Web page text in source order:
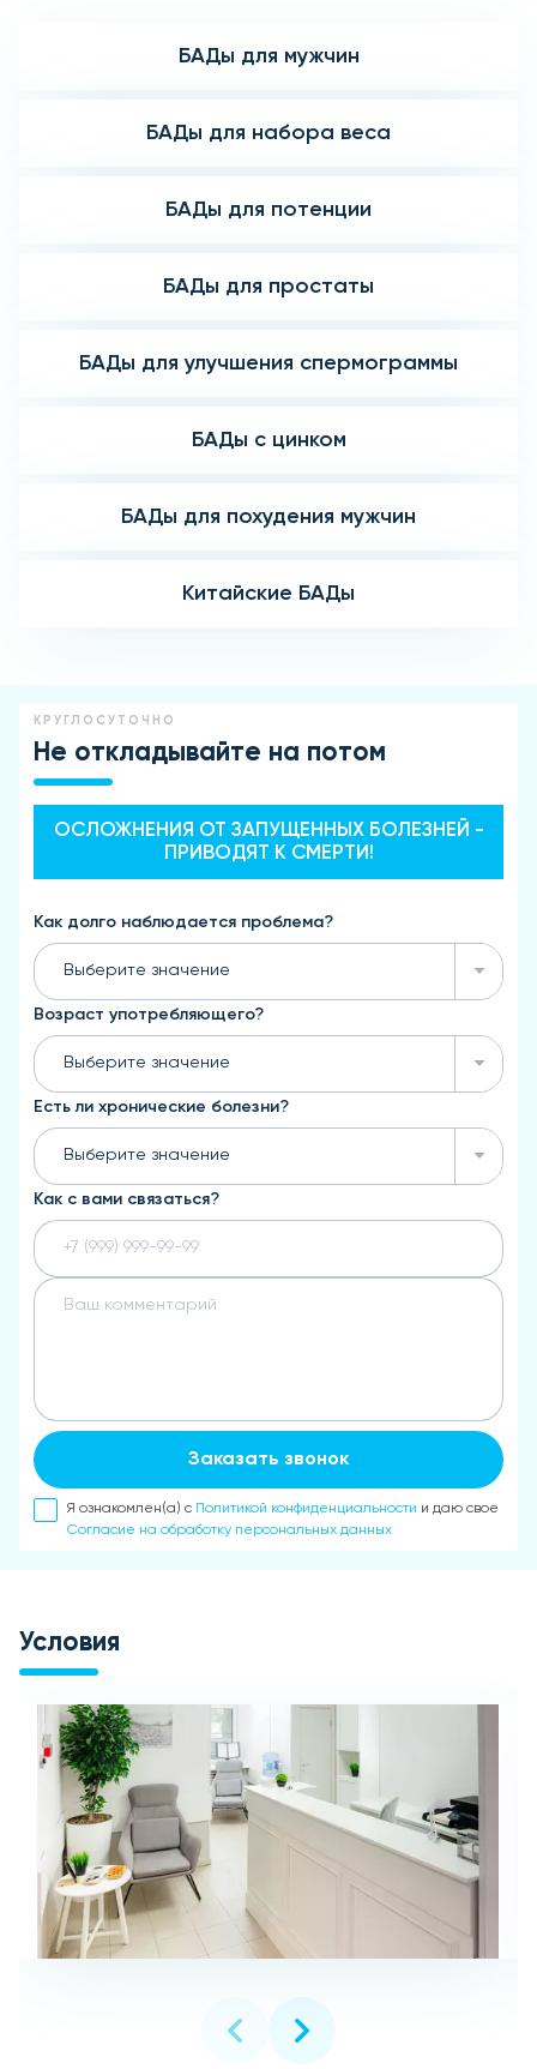
БАДы для мужчин
БАДы для набора веса
БАДы для потенции
БАДы для простаты
БАДы для улучшения спермограммы
БАДы с цинком
БАДы для похудения мужчин
Китайские БАДы
КРУГЛОСУТОЧНО
Не откладывайте на потом
ОСЛОЖНЕНИЯ ОТ ЗАПУЩЕННЫХ БОЛЕЗНЕЙ -
ПРИВОДЯТ К СМЕРТИ!
Как долго наблюдается проблема?
Выберите значение
Возраст употребляющего?
Выберите значение
Есть ли хронические болезни?
Выберите значение
Как с вами связаться?
Заказать звонок
Я ознакомлен(а) с Политикой конфиденциальности и даю свое
Согласие на обработку персональных данных
Условия